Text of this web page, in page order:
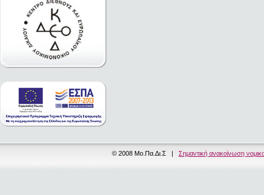
© 2008 Μο.Πα.Δι.Σ | Σημαντική ανακοίνωση